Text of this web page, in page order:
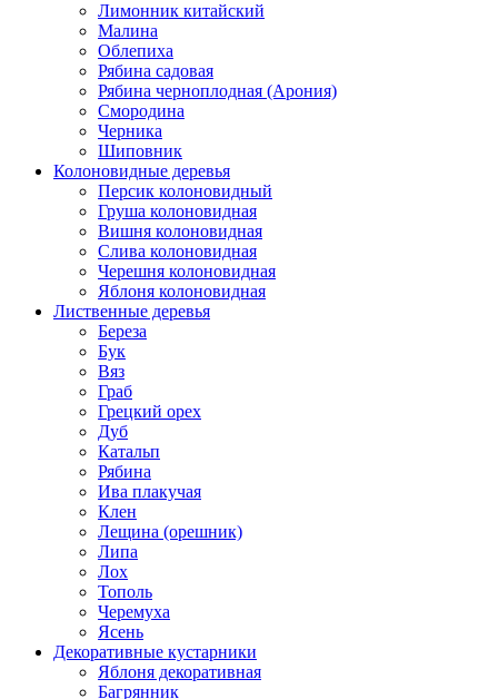
Лимонник китайский
Малина
Облепиха
Рябина садовая
Рябина черноплодная (Арония)
Смородина
Черника
Шиповник
Колоновидные деревья
Персик колоновидный
Груша колоновидная
Вишня колоновидная
Слива колоновидная
Черешня колоновидная
Яблоня колоновидная
Лиственные деревья
Береза
Бук
Вяз
Граб
Грецкий орех
Дуб
Катальп
Рябина
Ива плакучая
Клен
Лещина (орешник)
Липа
Лох
Тополь
Черемуха
Ясень
Декоративные кустарники
Яблоня декоративная
Багрянник